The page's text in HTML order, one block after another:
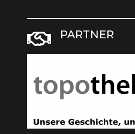
 PARTNER